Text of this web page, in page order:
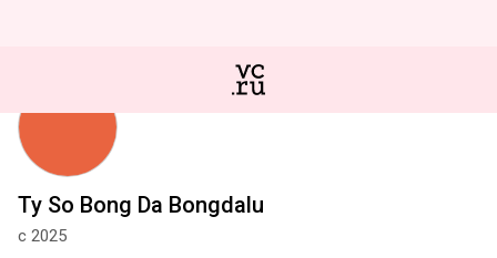
Ty So Bong Da Bongdalu
с 2025